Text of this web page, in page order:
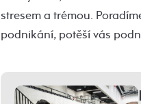
stresem a trémou.
podnikání, potěší vás